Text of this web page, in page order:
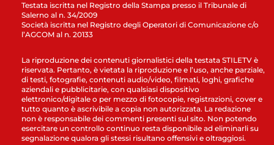
Testata iscritta nel Registro della Stampa presso il Tribunale di
Salerno al n. 34/2009
Società iscritta nel Registro degli Operatori di Comunicazione c/o
l’AGCOM al n. 20133
La riproduzione dei contenuti giornalistici della testata STILETV è
riservata. Pertanto, è vietata la riproduzione e l’uso, anche parziale,
di testi, fotografie, contenuti audio/video, filmati, loghi, grafiche
aziendali e pubblicitarie, con qualsiasi dispositivo
elettronico/digitale o per mezzo di fotocopie, registrazioni, cover e
tutto quanto è ascrivibile a copia non autorizzata. La redazione
non è responsabile dei commenti presenti sul sito. Non potendo
esercitare un controllo continuo resta disponibile ad eliminarli su
segnalazione qualora gli stessi risultano offensivi e oltraggiosi.